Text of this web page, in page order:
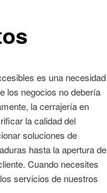
es una necesidad
los negocios no debería
la cerrajería en
la calidad del
soluciones de
hasta la apertura de
Cuando necesites
servicios de nuestros